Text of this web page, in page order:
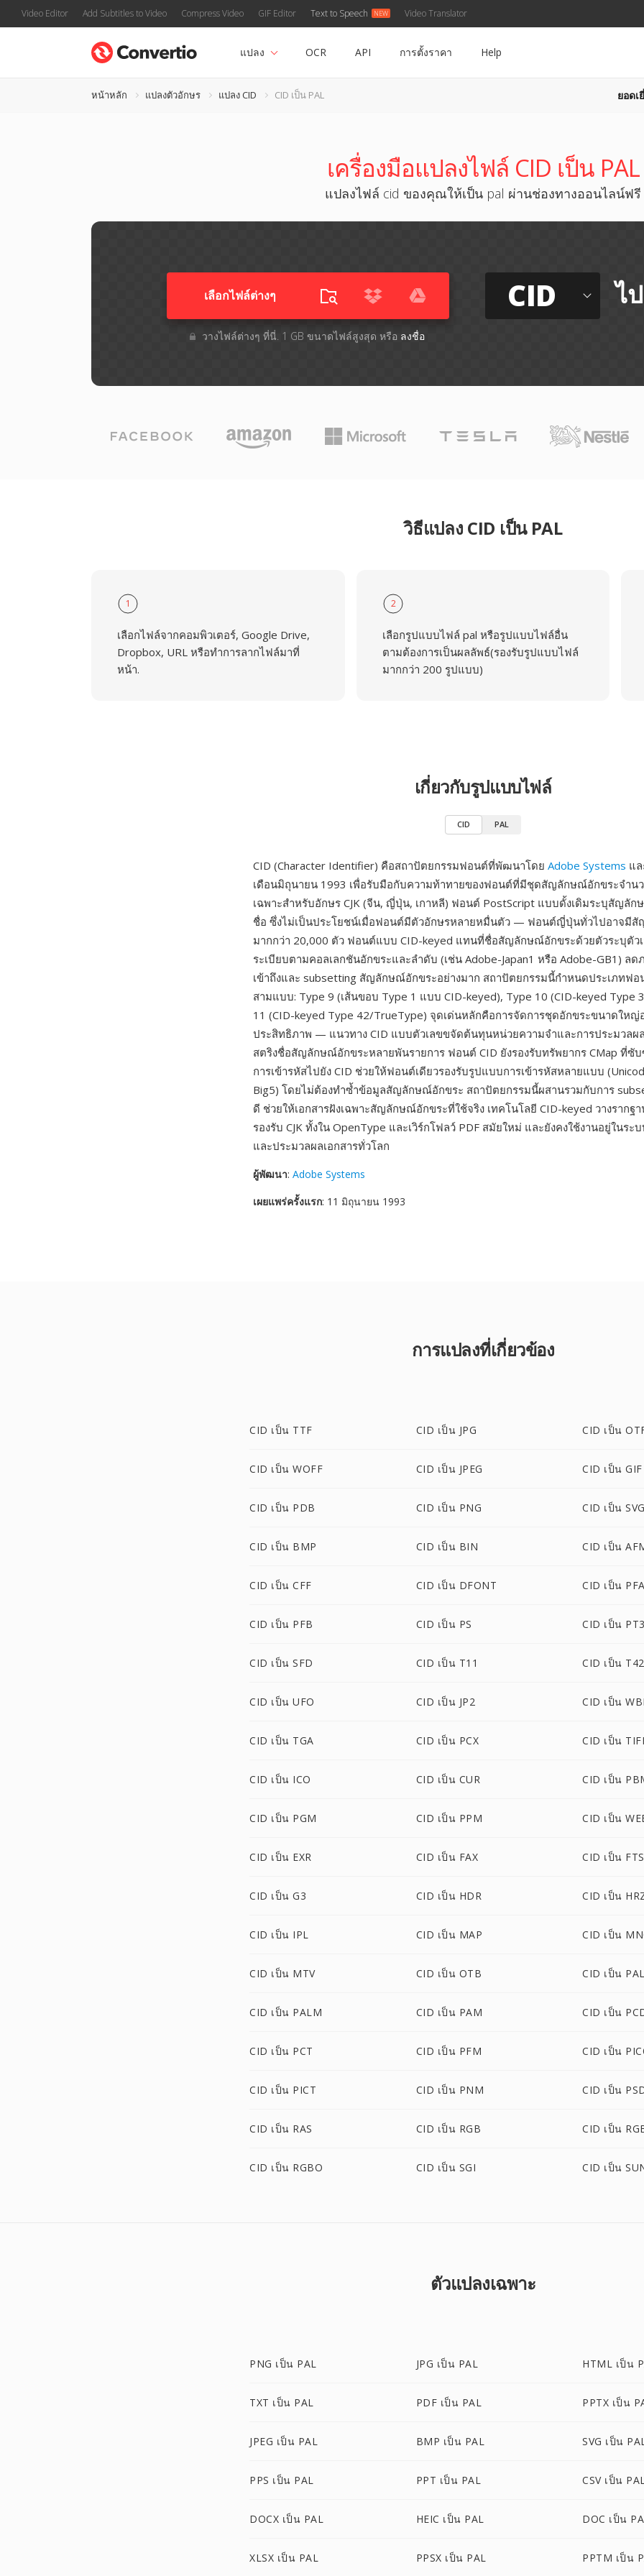
Video Editor Add Subtitles to Video Compress Video GIF Editor Text to Speech Video Translator
แปลง OCR API การตั้งราคา Help
หน้าหลัก แปลงตัวอักษร แปลง CID CID เป็น PAL ยอดเ
เครื่องมือแปลงไฟล์ CID เป็น PAL
แปลงไฟล์ cid ของคุณให้เป็น pal ผ่านช่องทางออนไลน์ฟรี
เลือกไฟล์ต่างๆ​
วางไฟล์ต่างๆ​ ที่นี่. 1 GB ขนาดไฟล์สูงสุด หรือ ลงชื่อ
CID ไ
วิธีแปลง CID เป็น PAL
1
เลือกไฟล์จากคอมพิวเตอร์, Google Drive,
Dropbox, URL หรือทำการลากไฟล์มาที่
หน้า.
2
เลือกรูปแบบไฟล์ pal หรือรูปแบบไฟล์อื่น
ตามต้องการเป็นผลลัพธ์(รองรับรูปแบบไฟล์
มากกว่า 200 รูปแบบ)
เกี่ยวกับรูปแบบไฟล์
CID PAL
CID (Character Identifier) คือสถาปัตยกรรมฟอนต์ที่พัฒนาโดย Adobe Systems แ
เดือนมิถุนายน 1993 เพื่อรับมือกับความท้าทายของฟอนต์ที่มีชุดสัญลักษณ์อักขระจำน
เฉพาะสำหรับอักษร CJK (จีน, ญี่ปุ่น, เกาหลี) ฟอนต์ PostScript แบบดั้งเดิมระบุสัญลั
ชื่อ ซึ่งไม่เป็นประโยชน์เมื่อฟอนต์มีตัวอักษรหลายหมื่นตัว — ฟอนต์ญี่ปุ่นทั่วไปอาจมี
มากกว่า 20,000 ตัว ฟอนต์แบบ CID-keyed แทนที่ชื่อสัญลักษณ์อักขระด้วยตัวระบุตัว
ระเบียบตามคอลเลกชันอักขระและลำดับ (เช่น Adobe-Japan1 หรือ Adobe-GB1) ลด
เข้าถึงและ subsetting สัญลักษณ์อักขระอย่างมาก สถาปัตยกรรมนี้กำหนดประเภทฟอ
สามแบบ: Type 9 (เส้นขอบ Type 1 แบบ CID-keyed), Type 10 (CID-keyed Type
11 (CID-keyed Type 42/TrueType) จุดเด่นหลักคือการจัดการชุดอักขระขนาดใหญ่
ประสิทธิภาพ — แนวทาง CID แบบตัวเลขขจัดต้นทุนหน่วยความจำและการประมวลผ
สตริงชื่อสัญลักษณ์อักขระหลายพันรายการ ฟอนต์ CID ยังรองรับทรัพยากร CMap ที่ซั
การเข้ารหัสไปยัง CID ช่วยให้ฟอนต์เดียวรองรับรูปแบบการเข้ารหัสหลายแบบ
Big5) โดยไม่ต้องทำซ้ำข้อมูลสัญลักษณ์อักขระ สถาปัตยกรรมนี้ผสานรวมกับการ
ดี ช่วยให้เอกสารฝังเฉพาะสัญลักษณ์อักขระที่ใช้จริง เทคโนโลยี CID-keyed วางรากฐ
รองรับ CJK ทั้งใน OpenType และเวิร์กโฟลว์ PDF สมัยใหม่ และยังคงใช้งานอยู่ในร
และประมวลผลเอกสารทั่วโลก
ผู้พัฒนา: Adobe Systems
เผยแพร่ครั้งแรก: 11 มิถุนายน 1993
การแปลงที่เกี่ยวข้อง
CID เป็น TTF CID เป็น JPG CID เป็น
CID เป็น WOFF CID เป็น JPEG CID เป็น GIF
CID เป็น PDB CID เป็น PNG CID เป็น SVG
CID เป็น BMP CID เป็น BIN CID เป็น
CID เป็น CFF CID เป็น DFONT CID เป็น PFA
CID เป็น PFB CID เป็น PS CID เป็น PT3
CID เป็น SFD CID เป็น T11 CID เป็น T42
CID เป็น UFO CID เป็น JP2 CID เป็น
CID เป็น TGA CID เป็น PCX CID เป็น
CID เป็น ICO CID เป็น CUR CID เป็น
CID เป็น PGM CID เป็น PPM CID เป็น
CID เป็น EXR CID เป็น FAX CID เป็น FTS
CID เป็น G3 CID เป็น HDR CID เป็น
CID เป็น IPL CID เป็น MAP CID เป็น
CID เป็น MTV CID เป็น OTB CID เป็น PAL
CID เป็น PALM CID เป็น PAM CID เป็น
CID เป็น PCT CID เป็น PFM CID เป็น
CID เป็น PICT CID เป็น PNM CID เป็น
CID เป็น RAS CID เป็น RGB CID เป็น
CID เป็น RGBO CID เป็น SGI CID เป็น
ตัวแปลงเฉพาะ
PNG เป็น PAL JPG เป็น PAL HTML เป็น
TXT เป็น PAL PDF เป็น PAL PPTX เป็น
JPEG เป็น PAL BMP เป็น PAL SVG เป็น
PPS เป็น PAL PPT เป็น PAL CSV เป็น
DOCX เป็น PAL HEIC เป็น PAL DOC เป็น
XLSX เป็น PAL PPSX เป็น PAL PPTM เป็น